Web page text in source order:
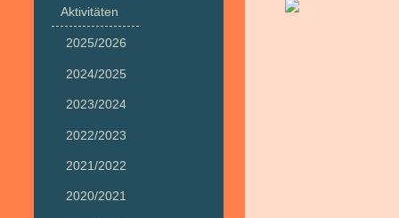
Aktivitäten
2025/2026
2024/2025
2023/2024
2022/2023
2021/2022
2020/2021